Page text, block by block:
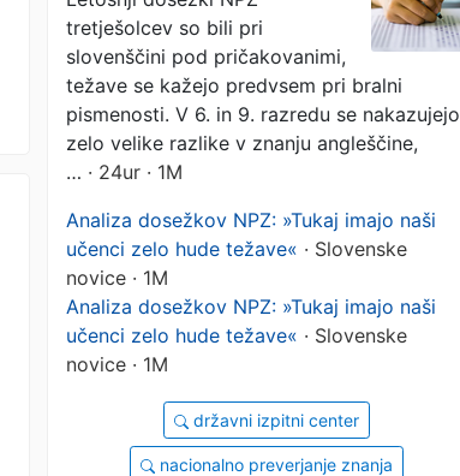
pričakovanji
tretješolcev so bili pri
slovenščini pod pričakovanimi,
težave se kažejo predvsem pri bralni
pismenosti. V 6. in 9. razredu se nakazujejo
zelo velike razlike v znanju angleščine,
… · 24ur · 1M
Analiza dosežkov NPZ: »Tukaj imajo naši
učenci zelo hude težave« · Slovenske
novice · 1M
Analiza dosežkov NPZ: »Tukaj imajo naši
učenci zelo hude težave« · Slovenske
novice · 1M
državni izpitni center
nacionalno preverjanje znanja